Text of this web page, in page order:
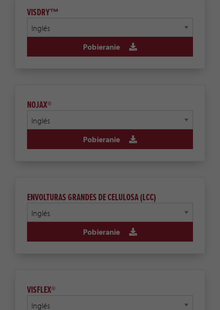
VISDRY™
Pobieranie
NOJAX®
Pobieranie
ENVOLTURAS GRANDES DE CELULOSA (LCC)
Pobieranie
VISFLEX®